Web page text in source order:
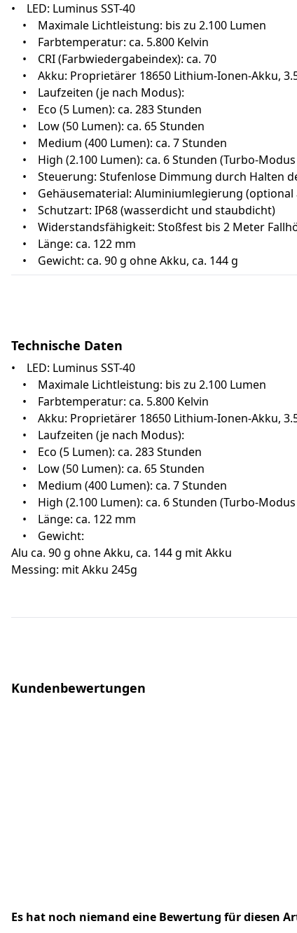
• LED: Luminus SST-40
• Maximale Lichtleistung: bis zu 2.100 Lumen
• Farbtemperatur: ca. 5.800 Kelvin
• CRI (Farbwiedergabeindex): ca. 70
• Akku: Proprietärer 18650 Lithium-Ionen-Akku,
• Laufzeiten (je nach Modus):
• Eco (5 Lumen): ca. 283 Stunden
• Low (50 Lumen): ca. 65 Stunden
• Medium (400 Lumen): ca. 7 Stunden
• High (2.100 Lumen): ca. 6 Stunden (Turbo-
• Steuerung: Stufenlose Dimmung durch Halten
• Gehäusematerial: Aluminiumlegierung (optional
• Schutzart: IP68 (wasserdicht und staubdicht)
• Widerstandsfähigkeit: Stoßfest bis 2 Meter
• Länge: ca. 122 mm
• Gewicht: ca. 90 g ohne Akku, ca. 144 g
Technische Daten
• LED: Luminus SST-40
• Maximale Lichtleistung: bis zu 2.100 Lumen
• Farbtemperatur: ca. 5.800 Kelvin
• Akku: Proprietärer 18650 Lithium-Ionen-Akku,
• Laufzeiten (je nach Modus):
• Eco (5 Lumen): ca. 283 Stunden
• Low (50 Lumen): ca. 65 Stunden
• Medium (400 Lumen): ca. 7 Stunden
• High (2.100 Lumen): ca. 6 Stunden (Turbo-
• Länge: ca. 122 mm
• Gewicht:
Alu ca. 90 g ohne Akku, ca. 144 g mit Akku
Messing: mit Akku 245g
Kundenbewertungen
Es hat noch niemand eine Bewertung für diesen